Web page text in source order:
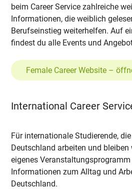
beim Career Service zahlreiche
Informationen, die weiblich
Berufseinstieg weiterhelfen. Auf
findest du alle Events und
Female Career Website –
International Career
Für internationale Studierende,
Deutschland arbeiten und bleiben
eigenes
Informationen zum Alltag und
Deutschland.